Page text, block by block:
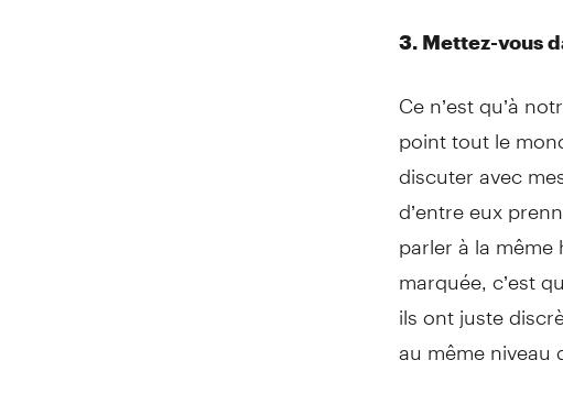
3. Mettez-vous
Ce n’est qu’à
point tout le
discuter avec
d’entre eux
parler à la
marquée, c’est
ils ont juste
au même niveau